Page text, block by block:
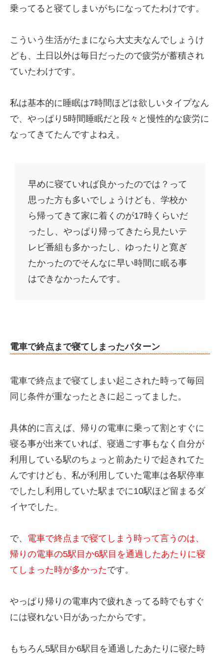
乗ってると寝てしまいがちになってたわけです。
こういう生活がたまになら大丈夫なんでしょうけ
ども、土日以外は毎日だったので疲労が蓄積され
ていたわけです。
私は基本的に睡眠は7時間ほどは欲しいタイプなん
で、やっぱり5時間睡眠だと段々と慢性的な疲労に
なってきてたんですよねえ。
早めに寝ていれば良かったのでは？って
思った方も多いでしょうけども、学校か
ら帰ってきて家に着くのが17時くらいだ
ったし、やっぱり帰ってきたら見たいテ
レビ番組も多かったし、ゆったりと寛ぎ
たかったのでそんなに早い時間に眠る事
はできなかったんです。
電車で終点まで寝てしまったパターン
電車で終点まで寝てしまい起こされた時って毎回
同じ条件が重なったときに起こってました。
具体的に言えば、帰りの電車に乗って割とすぐに
寝る事が出来ていれば、寝過ごす事もなく自分が
利用している駅のちょっと前あたりで起きれてた
んですけども、私が利用していた電車は各駅停車
でしたし利用していた駅までに10駅ほど留まるダ
イヤでした。
で、 電車で終点まで寝てしまう時って言うのは、
帰りの電車の5駅目か6駅目を通過したあたりに寝
てしまった時が多かったです。
やっぱり帰りの電車内で疲れきってる時でもすぐ
には寝れない日があったからです。
もちろん5駅目か6駅目を通過したあたりに寝た時